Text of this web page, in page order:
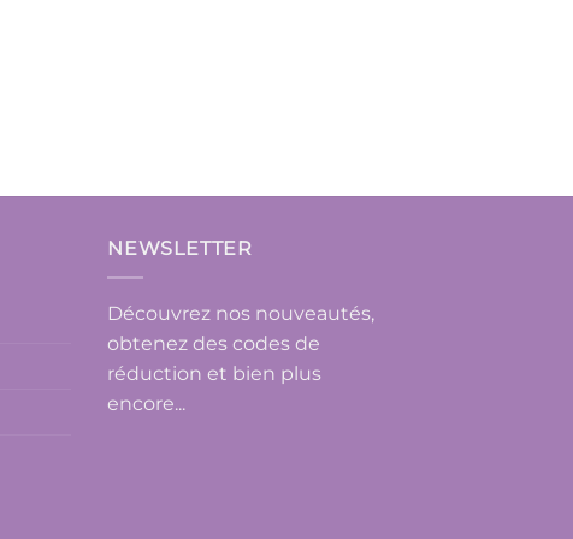
NEWSLETTER
Découvrez nos nouveautés,
obtenez des codes de
réduction et bien plus
encore...